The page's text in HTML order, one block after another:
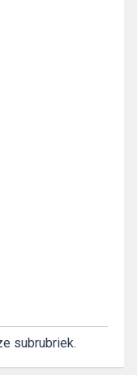
subrubriek.